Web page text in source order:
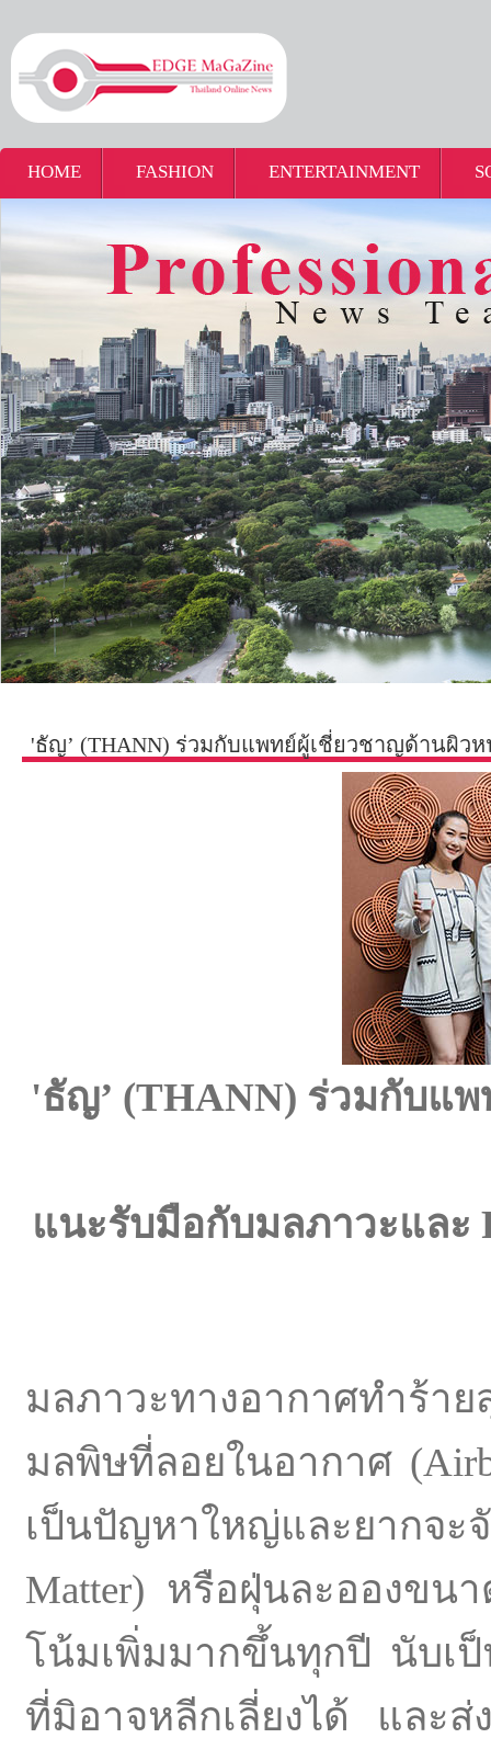
HOME FASHION ENTERTAINMENT
'ธัญ’ (THANN) ร่วมกับแพทย์ผู้เชี่ยวชาญด้านผิว
'ธัญ’ (THANN) ร่วมกับแ
แนะรับมือกับมลภาวะและ
มลภาวะทางอากาศทำ
มลพิษที่ลอยในอากาศ
เป็นปัญหาใหญ่และยากจะ
Matter) หรือฝุ่นละอองขน
โน้มเพิ่มมากขึ้นทุกปี นับเป็
ที่มิอาจหลีกเลี่ยงได้ และส่